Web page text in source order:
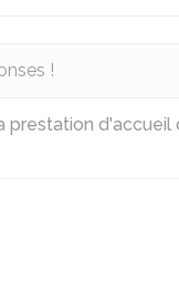
!
prestation d'accueil